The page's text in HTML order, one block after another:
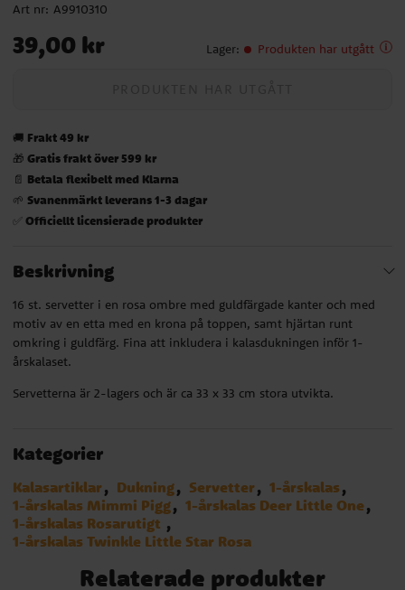
Art nr: A9910310
Pris: 39,00 kr
39,00 kr Lager: Produkten har utgått
🚚 Frakt 49 kr
🎁 Gratis frakt över 599 kr
📄 Betala flexibelt med Klarna
🌱 Svanenmärkt leverans 1-3 dagar
✅ Officiellt licensierade produkter
Beskrivning
16 st. servetter i en rosa ombre med guldfärgade kanter och med
motiv av en etta med en krona på toppen, samt hjärtan runt
omkring i guldfärg. Fina att inkludera i kalasdukningen inför 1-
årskalaset.
Servetterna är 2-lagers och är ca 33 x 33 cm stora utvikta.
Kategorier
Kalasartiklar Dukning Servetter
1-årskalas
1-årskalas Mimmi Pigg
1-årskalas Deer Little One
1-årskalas Rosarutigt
1-årskalas Twinkle Little Star Rosa
Relaterade produkter